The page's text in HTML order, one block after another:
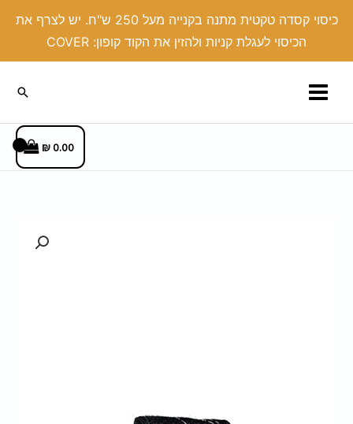
כיסוי קסדה טקטית מתנה בקנייה מעל 250 ש"ח. יש לצרף את
הכיסוי לעגלת קניות ולהזין את הקוד קופון: COVER
חיפוש
0.00
₪